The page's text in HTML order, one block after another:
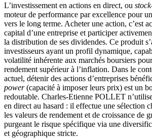
L’investissement en actions en direct, ou
moteur de performance par excellence pour
vers le long terme. Acheter une action, c’est
capital d’une entreprise et participer
la distribution de ses dividendes. Ce produit
investisseurs ayant un profil dynamique,
volatilité inhérente aux marchés boursiers
rendement supérieur à l’inflation. Dans le
actuel, détenir des actions d’entreprises
power(capacité à imposer leurs prix) est un
redoutable. Charles-Etienne POLLET
en direct au hasard : il effectue une sélection
les valeurs de rendement et de croissance de
purgeant le risque spécifique via une
et géographique stricte.